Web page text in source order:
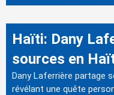
Haïti: Dany
sources en
Dany Laferrière partage
révélant une quête